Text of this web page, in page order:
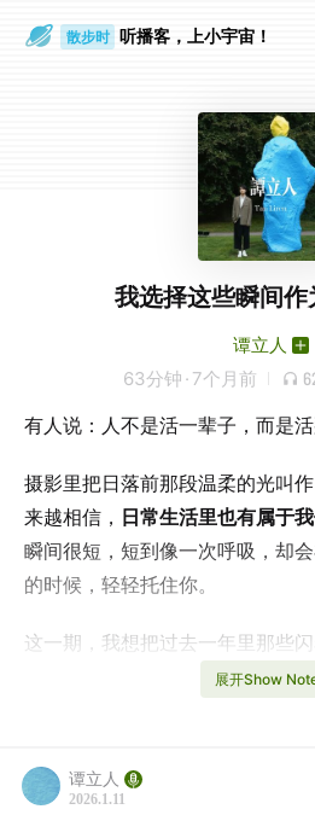
散步时 听播客，上小宇宙！
我选择这些瞬间作
谭立人
63分钟 · 7个月前
有人说：人不是活一辈子，而是活
摄影里把日落前那段温柔的光叫
来越相信， 日常生活里也有属于
瞬间很短，短到像一次呼吸，却
的时候，轻轻托住你。
这一期，我想把过去一年里那些
捡起来，送给你，也送给我自己
更重要的是，我摸索出来一份“解
展开Show
谭立人
2026.1.11